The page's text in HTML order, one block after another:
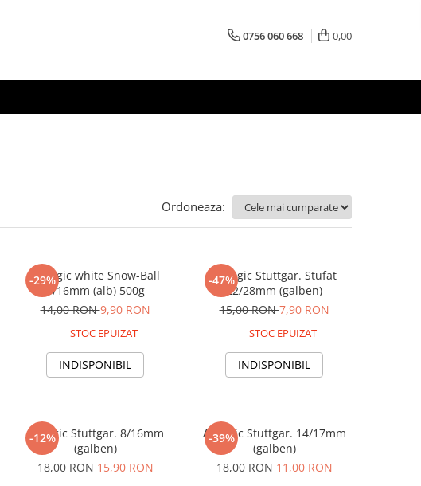
0756 060 668 0,00
Ordoneaza:
-29%
Arpagic white Snow-Ball
8/16mm (alb) 500g
14,00 RON9,90 RON
STOC EPUIZAT
INDISPONIBIL
-47%
Arpagic Stuttgar. Stufat
22/28mm (galben)
15,00 RON7,90 RON
STOC EPUIZAT
INDISPONIBIL
-12%
Arpagic Stuttgar. 8/16mm
(galben)
18,00 RON15,90 RON
-39%
Arpagic Stuttgar. 14/17mm
(galben)
18,00 RON11,00 RON